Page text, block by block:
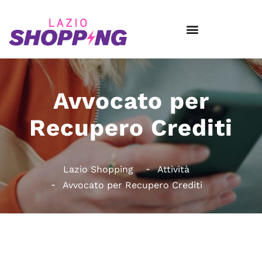
Avvocato per
Recupero Crediti
Lazio Shopping
Attività
Avvocato per Recupero Crediti